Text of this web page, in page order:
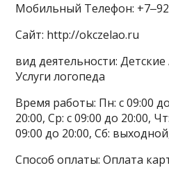
Мобильный Телефон:
Сайт: http://okczelao.ru
вид деятельности:
Услуги логопеда
Время работы: Пн: с 09:00
20:00, Ср: с 09:00 до 20:00,
09:00 до 20:00, Сб:
Способ оплаты: Оплата